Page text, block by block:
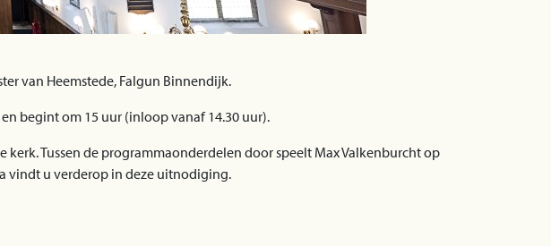
van Heemstede, Falgun Binnendijk.
begint om 15 uur (inloop vanaf 14.30 uur).
Tussen de programmaonderdelen door speelt Max Valkenburcht op
vindt u verderop in deze uitnodiging.